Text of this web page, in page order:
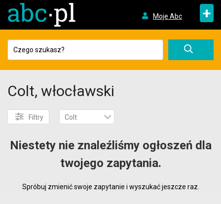
Moje Abc +
Colt, włocławski
Filtry Colt
Niestety nie znaleźliśmy ogłoszeń dla
twojego zapytania.
Spróbuj zmienić swoje zapytanie i wyszukać jeszcze raz.